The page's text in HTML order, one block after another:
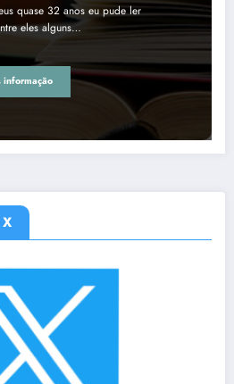
quase 32 anos eu pude ler
eles alguns…
informação